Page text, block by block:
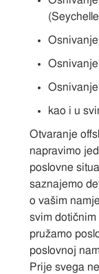
kao i u
Otvaranje
napravimo
poslovne
saznajemo
o vašim
svim
pružamo
poslovnoj
Prije svega